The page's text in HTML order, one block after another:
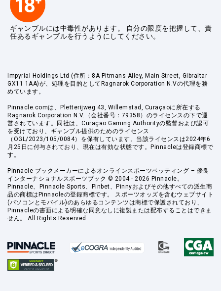
ギャンブルには中毒性があります。 自分の限度を把握して、責
任あるギャンブルを行うようにしてください。
Impyrial Holdings Ltd (住所：8A Pitmans Alley, Main Street, Gibraltar
GX11 1AA)が、処理を目的としてRagnarok Corporation N.Vの代理を務
めています。
Pinnacle.comは、Pletterijweg 43, Willemstad, Curaçaoに所在する
Ragnarok Corporation N.V.（会社番号：79358）のライセンスの下で運
営されています。同社は、Curaçao Gaming Authorityの監督および認可
を受けており、ギャンブル提供のためのライセンス
（OGL/2023/105/0084）を保有しています。当該ライセンスは2024年6
月25日に付与されており、現在は有効な状態です。Pinnacleは登録商標で
す。
Pinnacle ブックメーカーによるオンラインスポーツベッティング – 優良
インターナショナルスポーツブック © 2004 - 2026 Pinnacle。
Pinnacle、Pinnacle Sports、Pinbet、Pinnyおよびその他すべての派生商
品の商標はPinnacleの登録商標です。 スポーツオッズを含むウェブサイト
(パソコンとモバイル)のあらゆるコンテンツは商標で保護されており、
Pinnacleの書面による明確な同意なしに複製または配布することはできま
せん。 All Rights Reserved.